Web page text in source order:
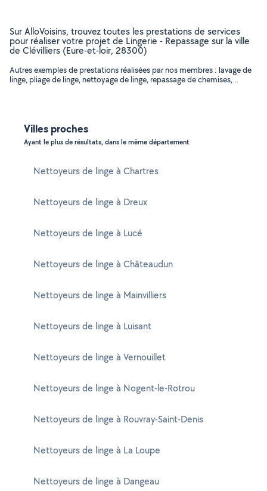
Sur AlloVoisins, trouvez toutes les prestations de services
pour réaliser votre projet de Lingerie - Repassage sur la ville
de Clévilliers (Eure-et-loir, 28300)
Autres exemples de prestations réalisées par nos membres : lavage de
linge, pliage de linge, nettoyage de linge, repassage de chemises, ..
Villes proches
Ayant le plus de résultats, dans le même département
Nettoyeurs de linge à Chartres
Nettoyeurs de linge à Dreux
Nettoyeurs de linge à Lucé
Nettoyeurs de linge à Châteaudun
Nettoyeurs de linge à Mainvilliers
Nettoyeurs de linge à Luisant
Nettoyeurs de linge à Vernouillet
Nettoyeurs de linge à Nogent-le-Rotrou
Nettoyeurs de linge à Rouvray-Saint-Denis
Nettoyeurs de linge à La Loupe
Nettoyeurs de linge à Dangeau